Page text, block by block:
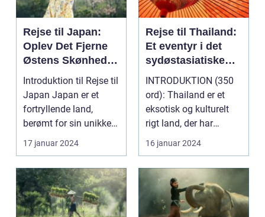
Rejse til Japan:
Oplev Det Fjerne
Østens Skønhed
og Kultur
Introduktion til Rejse til
Japan Japan er et
fortryllende land,
berømt for sin unikke
blanding af g...
17 januar 2024
Rejse til Thailand:
Et eventyr i det
sydøstasiatiske
paradis
INTRODUKTION (350
ord): Thailand er et
eksotisk og kulturelt
rigt land, der har
tiltrukket rejsende...
16 januar 2024